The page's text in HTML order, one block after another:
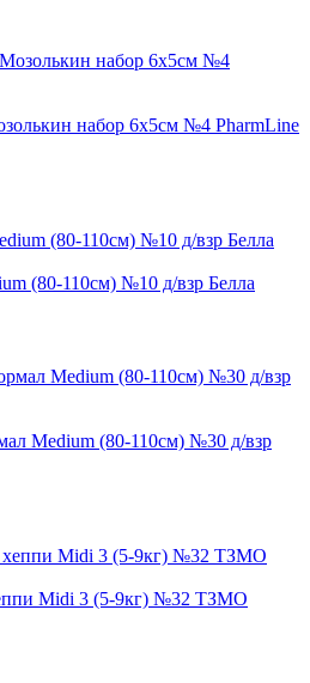
набор 6х5см №4 PharmLine
(80-110см) №10 д/взр Белла
Medium (80-110см) №30 д/взр
Midi 3 (5-9кг) №32 ТЗМО